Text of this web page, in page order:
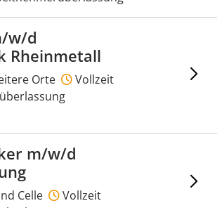
w/d
Rheinmetall
Orte
Vollzeit
m/w/d
Celle
Vollzeit